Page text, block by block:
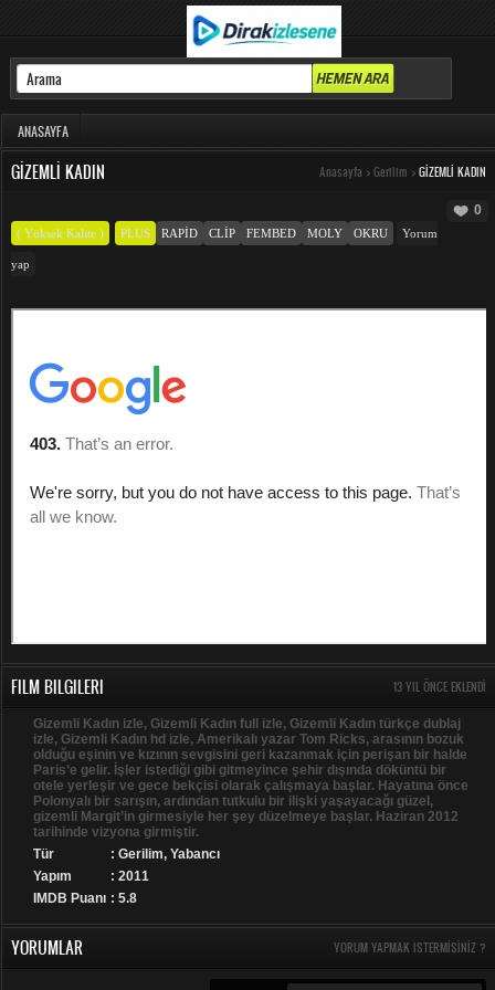
ANASAYFA
GIZEMLI KADIN Anasayfa > Gerilim > GIZEMLI KADIN
0
( Yüksek Kalite ) PLUS RAPID CLIP FEMBED MOLY OKRU Yorum
yap
FILM BILGILERI 13 YIL ÖNCE EKLENDI
Gizemli Kadın izle, Gizemli Kadın full izle, Gizemli Kadın türkçe dublaj
izle, Gizemli Kadın hd izle, Amerikalı yazar Tom Ricks, arasının bozuk
olduğu eşinin ve kızının sevgisini geri kazanmak için perişan bir halde
Paris’e gelir. İşler istediği gibi gitmeyince şehir dışında döküntü bir
otele yerleşir ve gece bekçisi olarak çalışmaya başlar. Hayatına önce
Polonyalı bir sarışın, ardından tutkulu bir ilişki yaşayacağı güzel,
gizemli Margit’in girmesiyle her şey düzelmeye başlar. Haziran 2012
tarihinde vizyona girmiştir.
Tür
: Gerilim, Yabancı
Yapım
: 2011
IMDB Puanı : 5.8
YORUMLAR YORUM YAPMAK ISTERMISINIZ ?